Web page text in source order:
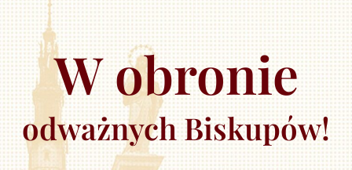
W obronie
odważnych Biskupów!